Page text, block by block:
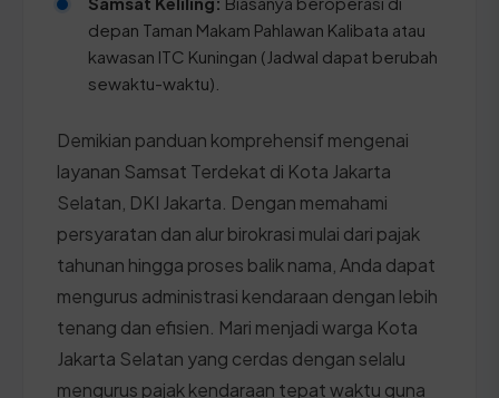
depan Taman Makam Pahlawan Kalibata atau
kawasan ITC Kuningan (Jadwal dapat berubah
sewaktu-waktu).
Demikian panduan komprehensif mengenai
layanan Samsat Terdekat di Kota Jakarta
Selatan, DKI Jakarta. Dengan memahami
persyaratan dan alur birokrasi mulai dari pajak
tahunan hingga proses balik nama, Anda dapat
mengurus administrasi kendaraan dengan lebih
tenang dan efisien. Mari menjadi warga Kota
Jakarta Selatan yang cerdas dengan selalu
mengurus pajak kendaraan tepat waktu guna